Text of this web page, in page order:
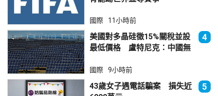
國際 11小時前
美國對多晶硅徵15%關稅並設
最低價格 盧特尼克：中國無
4
國際 9小時前
43歲女子遇電話騙案 損失近
5